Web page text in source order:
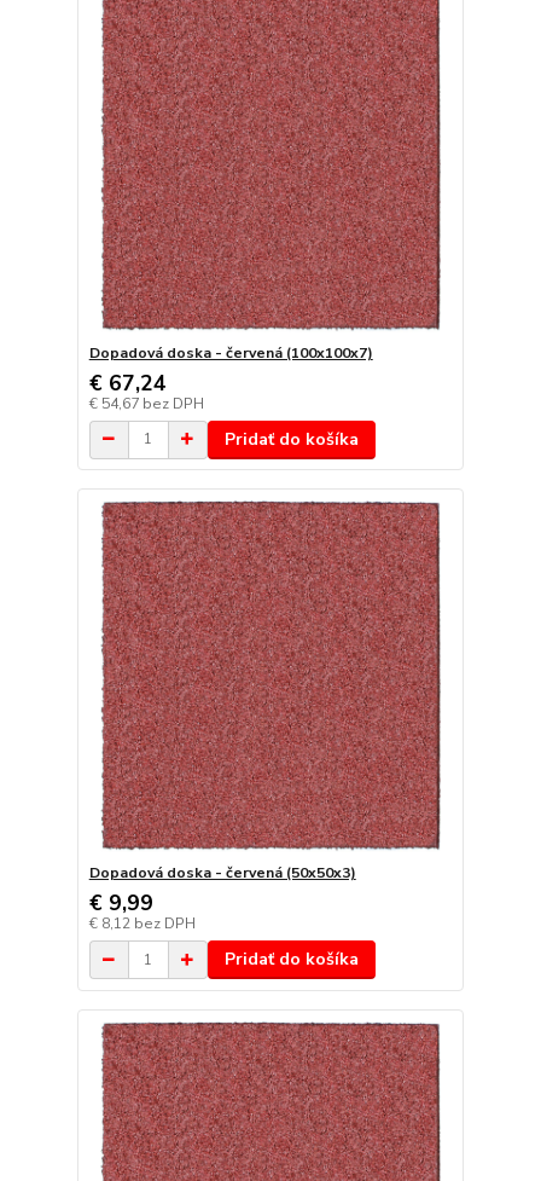
Dopadová doska - červená (100x100x7)
€ 67,24
€ 54,67 bez DPH
Pridať do košíka
Dopadová doska - červená (50x50x3)
€ 9,99
€ 8,12 bez DPH
Pridať do košíka